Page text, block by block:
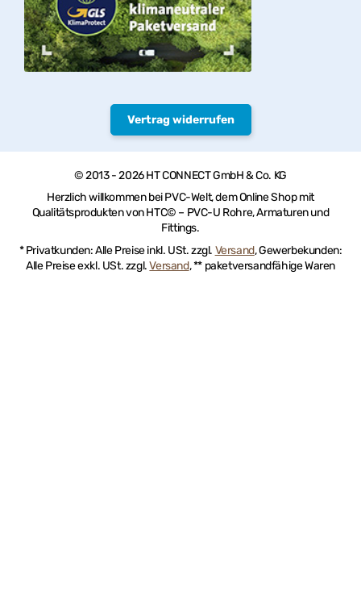
Vertrag widerrufen
© 2013 - 2026 HT CONNECT GmbH & Co. KG
Herzlich willkommen bei PVC-Welt, dem Online Shop mit
Qualitätsprodukten von HTC© – PVC-U Rohre, Armaturen und
Fittings.
* Privatkunden: Alle Preise inkl. USt. zzgl. Versand, Gewerbekunden:
Alle Preise exkl. USt. zzgl.Versand, ** paketversandfähige Waren